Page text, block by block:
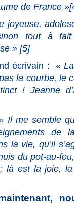
de France »
joyeuse,
tout à fait
» [5]
écrivain :
«
la courbe, le
! Jeanne
Il me semble
de
la vie, qu’il
du pot-au-
est la joie, la